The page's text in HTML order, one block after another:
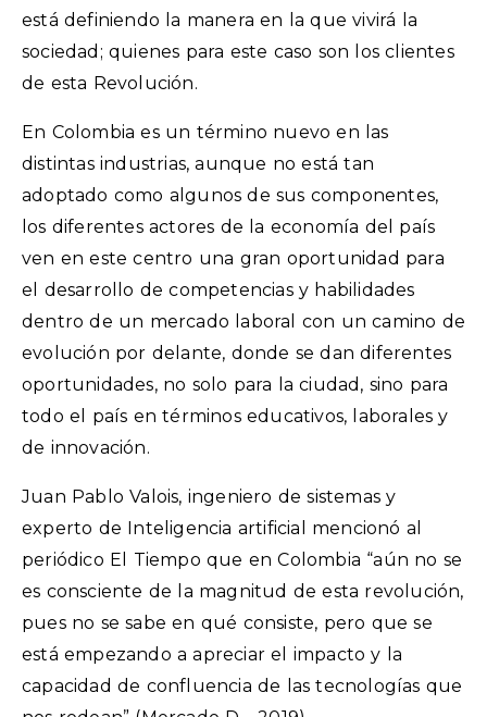
está definiendo la manera en la que vivirá la
sociedad; quienes para este caso son los clientes
de esta Revolución.
En Colombia es un término nuevo en las
distintas industrias, aunque no está tan
adoptado como algunos de sus componentes,
los diferentes actores de la economía del país
ven en este centro una gran oportunidad para
el desarrollo de competencias y habilidades
dentro de un mercado laboral con un camino de
evolución por delante, donde se dan diferentes
oportunidades, no solo para la ciudad, sino para
todo el país en términos educativos, laborales y
de innovación.
Juan Pablo Valois, ingeniero de sistemas y
experto de Inteligencia artificial mencionó al
periódico El Tiempo que en Colombia “aún no se
es consciente de la magnitud de esta revolución,
pues no se sabe en qué consiste, pero que se
está empezando a apreciar el impacto y la
capacidad de confluencia de las tecnologías que